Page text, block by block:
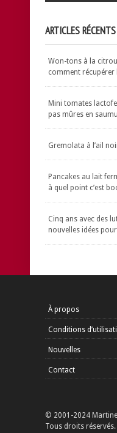
ARTICLES RÉCENTS
Won-tons à la
comment récupérer
Mini tomates
pas mûres en
Gremolata à l’ail
Pancakes au lait
à quel point c’est
Cinq ans avec des
nouvelles idées
À propos
Conditions
Nouvelles
Contact
© 2001-2024
Tous droits réservés.